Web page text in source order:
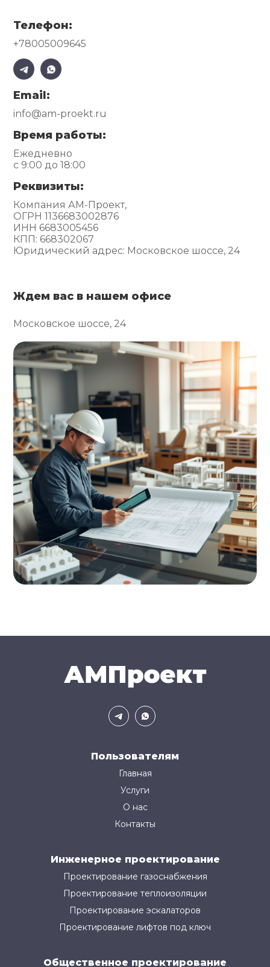
Телефон:
+78005009645
Email:
info@am-proekt.ru
Время работы:
Ежедневно
с 9:00 до 18:00
Реквизиты:
Компания АМ-Проект,
ОГРН 1136683002876
ИНН 6683005456
КПП: 668302067
Юридический адрес: Московское шоссе, 24
Ждем вас в нашем офисе
Московское шоссе, 24
Пользователям
Главная
Услуги
О нас
Контакты
Инженерное проектирование
Проектирование газоснабжения
Проектирование теплоизоляции
Проектирование эскалаторов
Проектирование лифтов под ключ
Общественное проектирование